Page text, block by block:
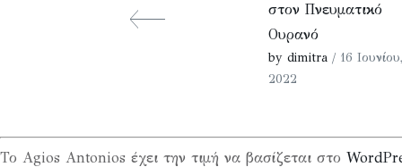
στον Πνευματικό
Ουρανό
by dimitra / 16
2022
Το Agios Antonios έχει την τιμή να βασίζεται στο